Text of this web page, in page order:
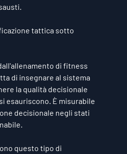
tattica sotto
di fitness
di insegnare al sistema
la qualità decisionale
esauriscono. È misurabile
decisionale negli stati
questo tipo di